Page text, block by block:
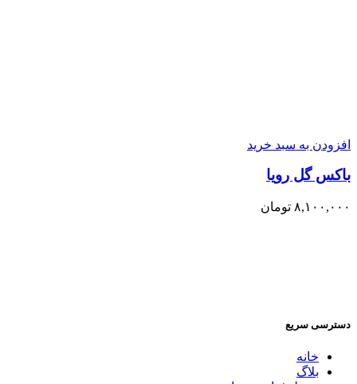
افزودن به سبد خرید
باکس گل رویا
۸,۱۰۰,۰۰۰ تومان
دسترسی سریع
خانه
بلاگ